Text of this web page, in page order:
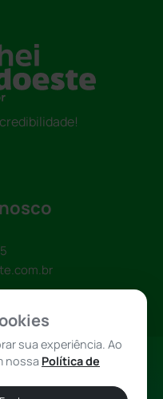
sua experiência. Ao
nossa Política de